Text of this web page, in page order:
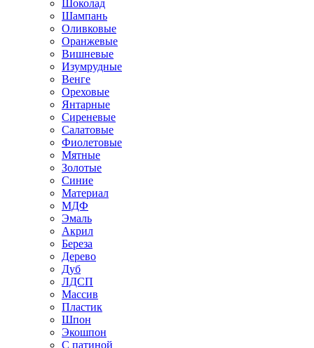
Шоколад
Шампань
Оливковые
Оранжевые
Вишневые
Изумрудные
Венге
Ореховые
Янтарные
Сиреневые
Салатовые
Фиолетовые
Мятные
Золотые
Синие
Материал
МДФ
Эмаль
Акрил
Береза
Дерево
Дуб
ЛДСП
Массив
Пластик
Шпон
Экошпон
С патиной